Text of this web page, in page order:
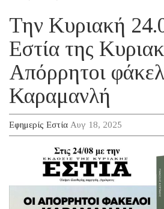
Την Κυριακή
Εστία της
Απόρρητοι
Καραμανλή
Εφημερίς Εστία Αυγ 18, 2025